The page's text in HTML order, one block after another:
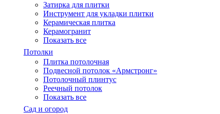
Затирка для плитки
Инструмент для укладки плитки
Керамическая плитка
Керамогранит
Показать все
Потолки
Плитка потолочная
Подвесной потолок «Армстронг»
Потолочный плинтус
Реечный потолок
Показать все
Сад и огород